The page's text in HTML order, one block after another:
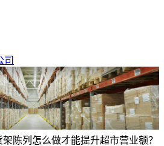
司
架陈列怎么做才能提升超市营业额？